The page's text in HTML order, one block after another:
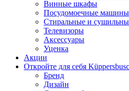
Винные шкафы
Посудомоечные машины
Стиральные и
Телевизоры
Аксессуары
Уценка
Акции
Откройте для себя
Бренд
Дизайн